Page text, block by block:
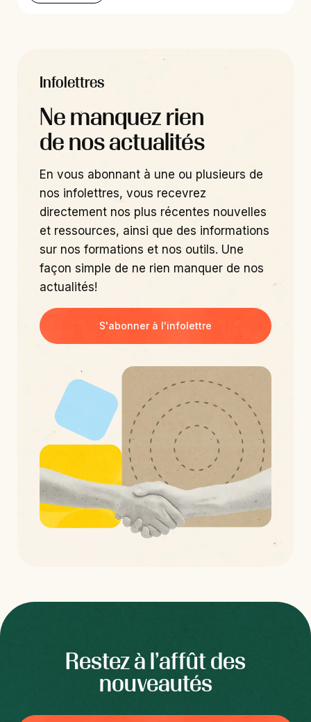
Infolettres
Ne manquez rien
de nos actualités
En vous abonnant à une ou plusieurs de
nos infolettres, vous recevrez
directement nos plus récentes nouvelles
et ressources, ainsi que des informations
sur nos formations et nos outils. Une
façon simple de ne rien manquer de nos
actualités!
S'abonner à l'infolettre
Restez à l’affût des
nouveautés